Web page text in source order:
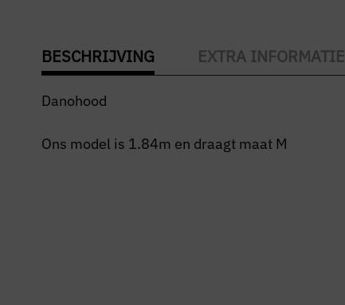
BESCHRIJVING EXTRA INFORMATIE
Danohood
Ons model is 1.84m en draagt maat M